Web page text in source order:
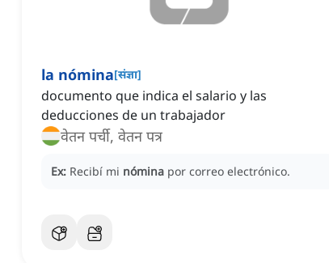
la nómina[संज्ञा]
documento que indica el salario y las
deducciones de un trabajador
वेतन पर्ची, वेतन पत्र
Ex: Recibí mi nómina por correo electrónico.